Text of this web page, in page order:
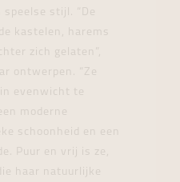
stijl. “De
kastelen, harems
zich gelaten”,
ontwerpen. “Ze
evenwicht te
moderne
schoonheid en een
Puur en vrij is ze,
haar natuurlijke